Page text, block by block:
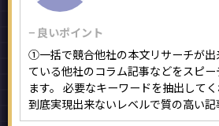
− 良いポイント
①一括で競合他社の本文リサーチが出
ている他社のコラム記事などをスピ
ます。 必要なキーワードを抽出して
到底実現出来ないレベルで質の高い記